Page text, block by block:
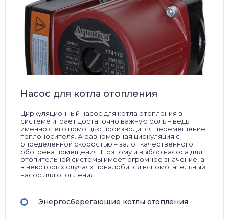
Насос для котла отопления
Циркуляционный насос для котла отопления в
системе играет достаточно важную роль – ведь
именно с его помощью производится перемещение
теплоносителя. А равномерная циркуляция с
определенной скоростью – залог качественного
обогрева помещения. Поэтому и выбор насоса для
отопительной системы имеет огромное значение, а
в некоторых случаях понадобится вспомогательный
насос для отопления.
Энергосберегающие котлы отопления